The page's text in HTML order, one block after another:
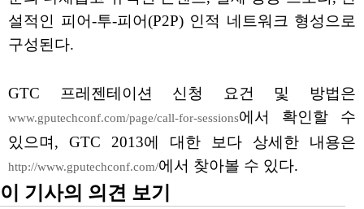
설적인 피어-투-피어(P2P) 인적 네트워크 형성으로
구성된다.
GTC 프레젠테이션 신청 요건 및 방법은
www.gputechconf.com/page/call-for-sessions에서 확인할 수
있으며, GTC 2013에 대한 보다 상세한 내용은
http://www.gputechconf.com/에서 찾아볼 수 있다.
이 기사의 의견 보기